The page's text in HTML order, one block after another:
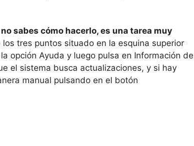
sabes cómo hacerlo, es una tarea muy
tres puntos situado en la esquina superior
opción Ayuda y luego pulsa en Información de
el sistema busca actualizaciones, y si hay
manual pulsando en el botón